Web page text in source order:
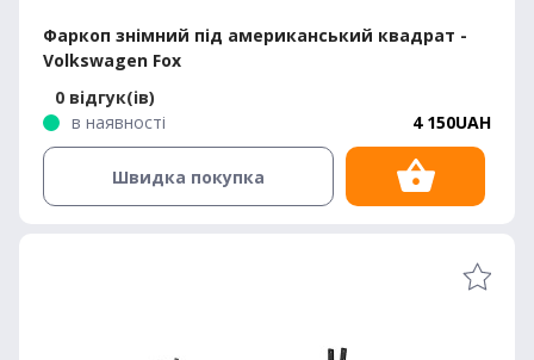
Фаркоп знімний під американський квадрат -
Volkswagen Fox
0 відгук(ів)
в наявності
4 150UAH
Швидка покупка